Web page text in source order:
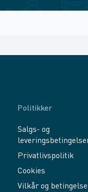
Politikker
Salgs- og
Privatlivspolitik
Cookies
Vilkår og